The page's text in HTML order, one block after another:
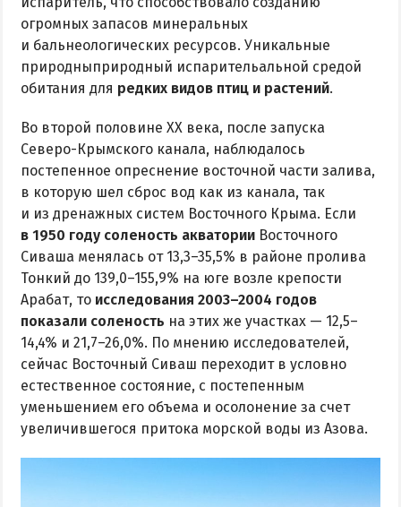
огромных запасов минеральных
и бальнеологических ресурсов. Уникальные
природныприродный испарительальной средой
обитания для редких видов птиц и растений.
Во второй половине ХХ века, после запуска
Северо-Крымского канала, наблюдалось
постепенное опреснение восточной части залива,
в которую шел сброс вод как из канала, так
и из дренажных систем Восточного Крыма. Если
в 1950 году соленость акватории Восточного
Сиваша менялась от 13,3–35,5% в районе пролива
Тонкий до 139,0–155,9% на юге возле крепости
Арабат, то исследования 2003–2004 годов
показали соленость на этих же участках — 12,5–
14,4% и 21,7–26,0%. По мнению исследователей,
сейчас Восточный Сиваш переходит в условно
естественное состояние, с постепенным
уменьшением его объема и осолонение за счет
увеличившегося притока морской воды из Азова.